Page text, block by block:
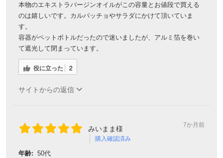
本物のエキストラバージンオイルがこの容量とお値段で買える
のは嬉しいです。カルパッチョやサラダにかけて頂いていま
す。
容器がペットボトルだったので迷いましたが、アルミ箔を巻い
て遮光して閉まっています。
役に立った 2
サイトからの返信
みいまま様
購入確認済み
7か月前
年齢: 50代